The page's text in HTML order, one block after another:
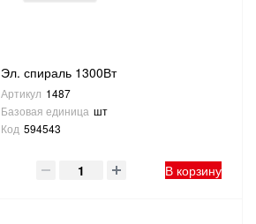
Эл. спираль 1300Вт
Артикул 1487
Базовая единица шт
Код 594543
В корзину